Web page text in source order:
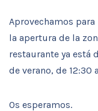
Aprovechamos
la apertura de la
restaurante ya está
de verano, de 12:30
Os esperamos.